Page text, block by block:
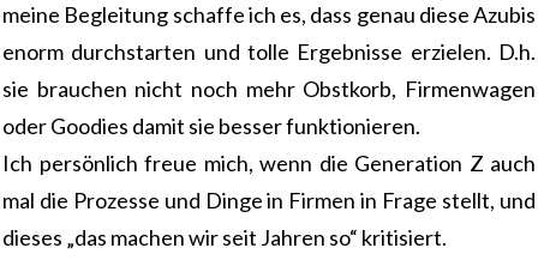
meine Begleitung schaffe ich es, dass genau diese Azubis
enorm durchstarten und tolle Ergebnisse erzielen. D.h.
sie brauchen nicht noch mehr Obstkorb, Firmenwagen
oder Goodies damit sie besser funktionieren.
Ich persönlich freue mich, wenn die Generation Z auch
mal die Prozesse und Dinge in Firmen in Frage stellt, und
dieses „das machen wir seit Jahren so“ kritisiert.